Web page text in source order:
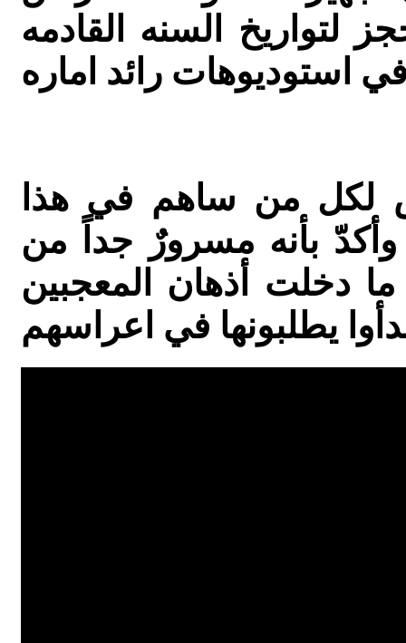
لتواريخ السنه القادمه
لكل من ساهم في هذا
بأنه مسرورٌ جداً من
دخلت أذهان المعجبين